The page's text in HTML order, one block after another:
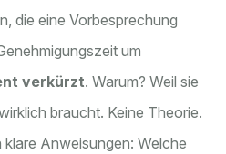
die eine Vorbesprechung
um
verkürzt. Warum? Weil sie
braucht. Keine Theorie.
Anweisungen: Welche